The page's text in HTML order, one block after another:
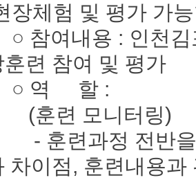
장체험 및 평가 가
참여내용 : 인천김
훈련 참여 및 평가
역 할 :
련 모니터링)
훈련과정 전반을
차이점, 훈련내용과